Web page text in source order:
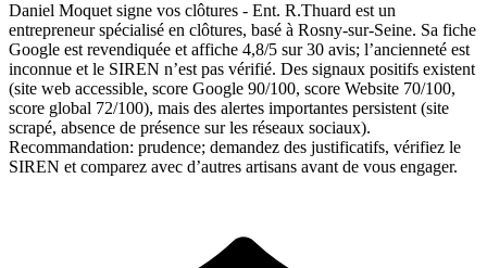
Daniel Moquet signe vos clôtures - Ent. R.Thuard est un
entrepreneur spécialisé en clôtures, basé à Rosny-sur-Seine. Sa fiche
Google est revendiquée et affiche 4,8/5 sur 30 avis; l’ancienneté est
inconnue et le SIREN n’est pas vérifié. Des signaux positifs existent
(site web accessible, score Google 90/100, score Website 70/100,
score global 72/100), mais des alertes importantes persistent (site
scrapé, absence de présence sur les réseaux sociaux).
Recommandation: prudence; demandez des justificatifs, vérifiez le
SIREN et comparez avec d’autres artisans avant de vous engager.